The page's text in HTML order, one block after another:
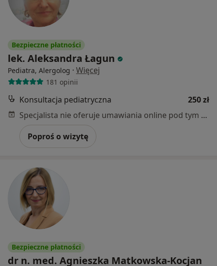
Bezpieczne płatności
lek. Aleksandra Łagun
Pediatra, Alergolog · Więcej
181 opinii
Konsultacja pediatryczna
250 zł
Specjalista nie oferuje umawiania online pod tym adresem.
Poproś o wizytę
Bezpieczne płatności
dr n. med. Agnieszka Matkowska-Kocjan